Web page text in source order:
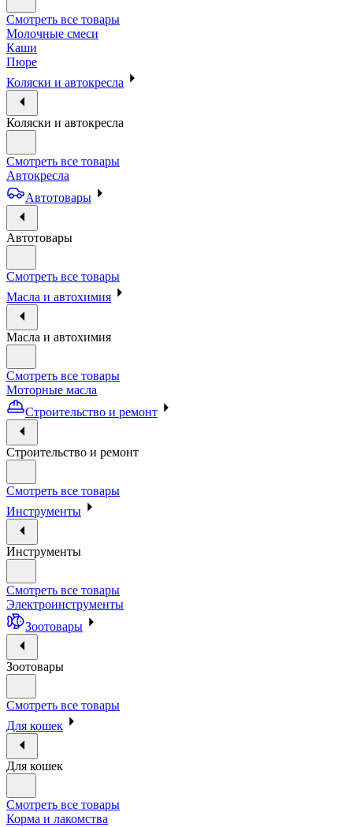
Смотреть все товары
Молочные смеси
Каши
Пюре
Коляски и автокресла
Коляски и автокресла
Смотреть все товары
Автокресла
Автотовары
Автотовары
Смотреть все товары
Масла и автохимия
Масла и автохимия
Смотреть все товары
Моторные масла
Строительство и ремонт
Строительство и ремонт
Смотреть все товары
Инструменты
Инструменты
Смотреть все товары
Электроинструменты
Зоотовары
Зоотовары
Смотреть все товары
Для кошек
Для кошек
Смотреть все товары
Корма и лакомства